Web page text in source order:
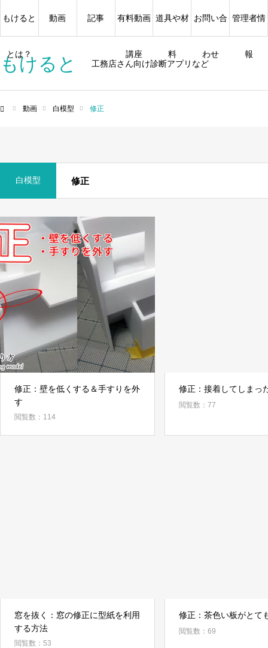
もけると 工務店さん向け診断アプリなど
もけると
とは？
動画 記事 有料動画
講座
道具や材
料
お問い合
わせ
管理者情
報
動画 白模型 修正
白模型 修正
修正：壁を低くする＆手すりを外
す
閲覧数：114
修正：接着してしまっ
閲覧数：77
窓を抜く：窓の修正に型紙を利用
する方法
閲覧数：53
修正：茶色い板がとて
閲覧数：69